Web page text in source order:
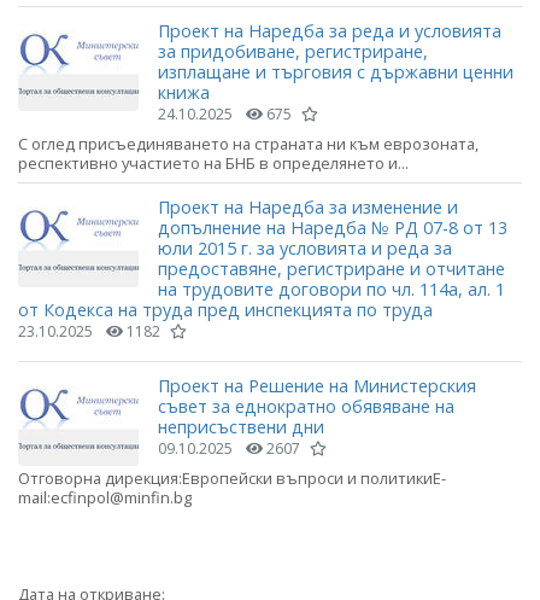
Проект на Наредба за реда и условията
за придобиване, регистриране,
изплащане и търговия с държавни ценни
книжа
24.10.2025 675
С оглед присъединяването на страната ни към еврозоната,
респективно участието на БНБ в определянето и...
Проект на Наредба за изменение и
допълнение на Наредба № РД 07-8 от 13
юли 2015 г. за условията и реда за
предоставяне, регистриране и отчитане
на трудовите договори по чл. 114а, ал. 1
от Кодекса на труда пред инспекцията по труда
23.10.2025 1182
Проект на Решение на Министерския
съвет за еднократно обявяване на
неприсъствени дни
09.10.2025 2607
Отговорна дирекция:Европейски въпроси и политикиE-
mail:ecfinpol@minfin.bg
Дата на откриване: